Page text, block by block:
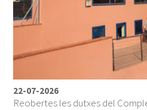
22-07-2026
Reobertes les dutxes del